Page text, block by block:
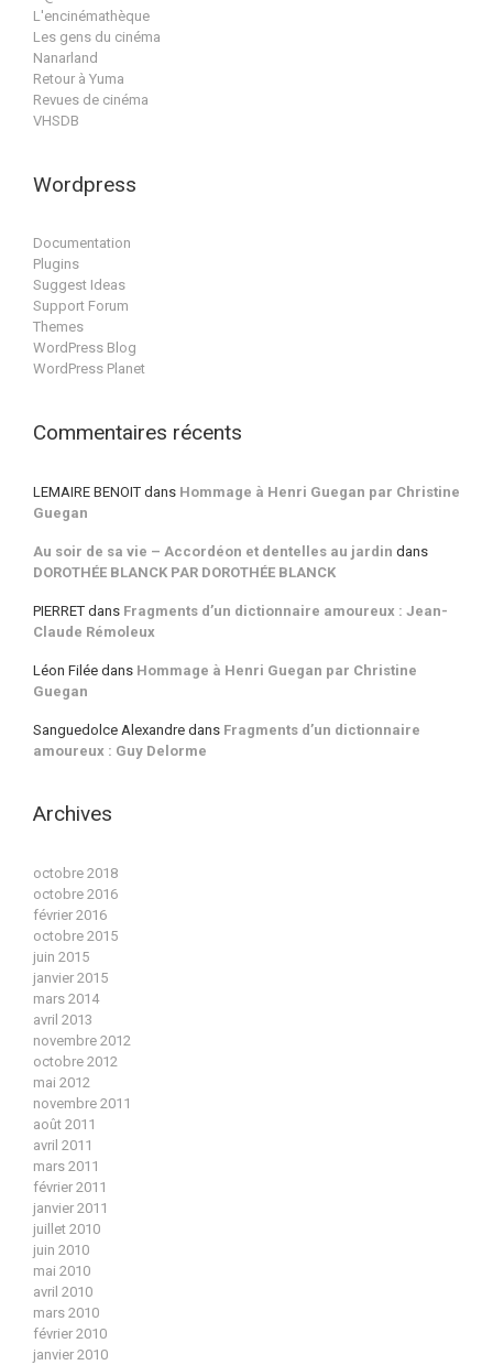
L'encinémathèque
Les gens du cinéma
Nanarland
Retour à Yuma
Revues de cinéma
VHSDB
Wordpress
Documentation
Plugins
Suggest Ideas
Support Forum
Themes
WordPress Blog
WordPress Planet
Commentaires récents
LEMAIRE BENOIT dans Hommage à Henri Guegan par Christine
Guegan
Au soir de sa vie – Accordéon et dentelles au jardin dans
DOROTHÉE BLANCK PAR DOROTHÉE BLANCK
PIERRET dans Fragments d’un dictionnaire amoureux : Jean-
Claude Rémoleux
Léon Filée dans Hommage à Henri Guegan par Christine
Guegan
Sanguedolce Alexandre dans Fragments d’un dictionnaire
amoureux : Guy Delorme
Archives
octobre 2018
octobre 2016
février 2016
octobre 2015
juin 2015
janvier 2015
mars 2014
avril 2013
novembre 2012
octobre 2012
mai 2012
novembre 2011
août 2011
avril 2011
mars 2011
février 2011
janvier 2011
juillet 2010
juin 2010
mai 2010
avril 2010
mars 2010
février 2010
janvier 2010